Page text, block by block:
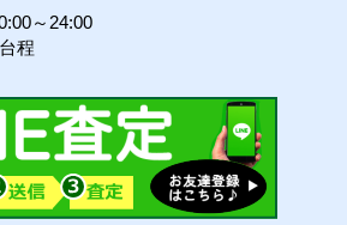
～24:00
程